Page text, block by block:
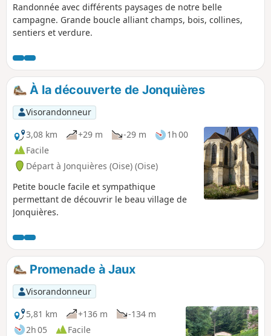
Randonnée avec différents paysages de notre belle
campagne. Grande boucle alliant champs, bois, collines,
sentiers et verdure.
À la découverte de Jonquières
Visorandonneur
3,08 km
+29 m -29 m
1h 00
Facile
Départ à Jonquières (Oise) (Oise)
Petite boucle facile et sympathique
permettant de découvrir le beau village de
Jonquières.
Promenade à Jaux
Visorandonneur
5,81 km
+136 m
-134 m
2h 05
Facile